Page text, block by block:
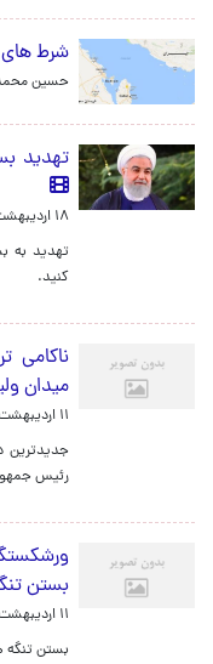
شرط های
حسین
تهدید بستن
۱۸ اردیبهشت ۱۴۰۵، ۱۲:۱۲
کنید.
ناکامی
میدان
۱۱ اردیبهشت ۱۴۰۵، ۱۷:۳۵
جدیدترین
رئیس جمهور
بستن
۱۱ اردیبهشت ۱۴۰۵، ۱۰:۲۰
بستن تنگه